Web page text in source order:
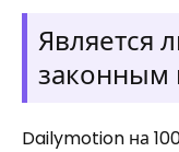
Является
Dailymotion на